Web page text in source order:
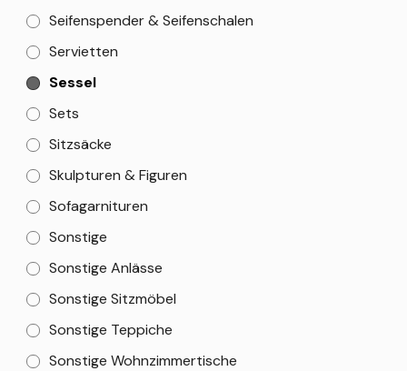
Seifenspender & Seifenschalen
Servietten
Sessel
Sets
Sitzsäcke
Skulpturen & Figuren
Sofagarnituren
Sonstige
Sonstige Anlässe
Sonstige Sitzmöbel
Sonstige Teppiche
Sonstige Wohnzimmertische